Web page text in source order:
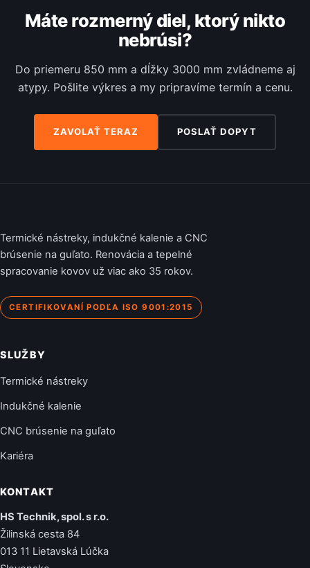
Máte rozmerný diel, ktorý nikto
nebrúsi?
Do priemeru 850 mm a dĺžky 3000 mm zvládneme aj
atypy. Pošlite výkres a my pripravíme termín a cenu.
ZAVOLAŤ TERAZ POSLAŤ DOPYT
Termické nástreky, indukčné kalenie a CNC
brúsenie na guľato. Renovácia a tepelné
spracovanie kovov už viac ako 35 rokov.
CERTIFIKOVANÍ PODĽA ISO 9001:2015
SLUŽBY
Termické nástreky
Indukčné kalenie
CNC brúsenie na guľato
Kariéra
KONTAKT
HS Technik, spol. s r.o.
Žilinská cesta 84
013 11 Lietavská Lúčka